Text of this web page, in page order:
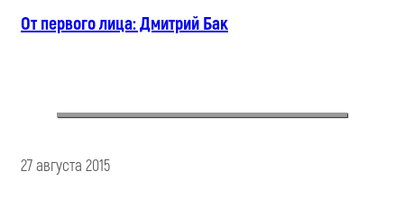
От первого лица: Дмитрий Бак
27 августа 2015